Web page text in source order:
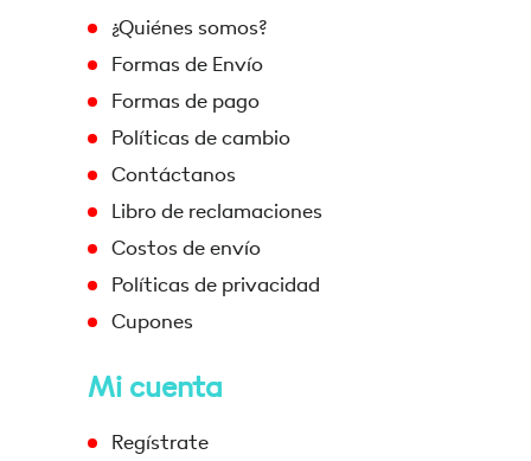
¿Quiénes somos?
Formas de Envío
Formas de pago
Políticas de cambio
Contáctanos
Libro de reclamaciones
Costos de envío
Políticas de privacidad
Cupones
Mi cuenta
Regístrate